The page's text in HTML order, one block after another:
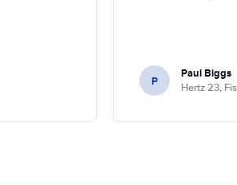
P Paul Biggs
Hertz 23,